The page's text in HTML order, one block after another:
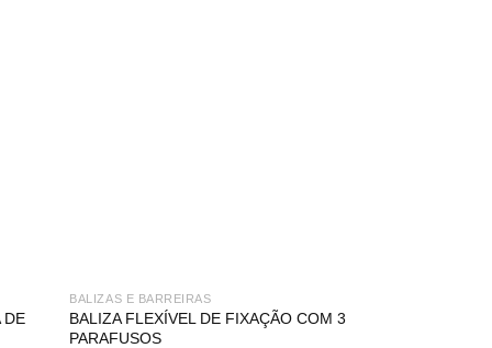
DE
BALIZAS E BARREIRAS
BALIZA FLEXÍVEL DE FIXAÇÃO COM 3
PARAFUSOS